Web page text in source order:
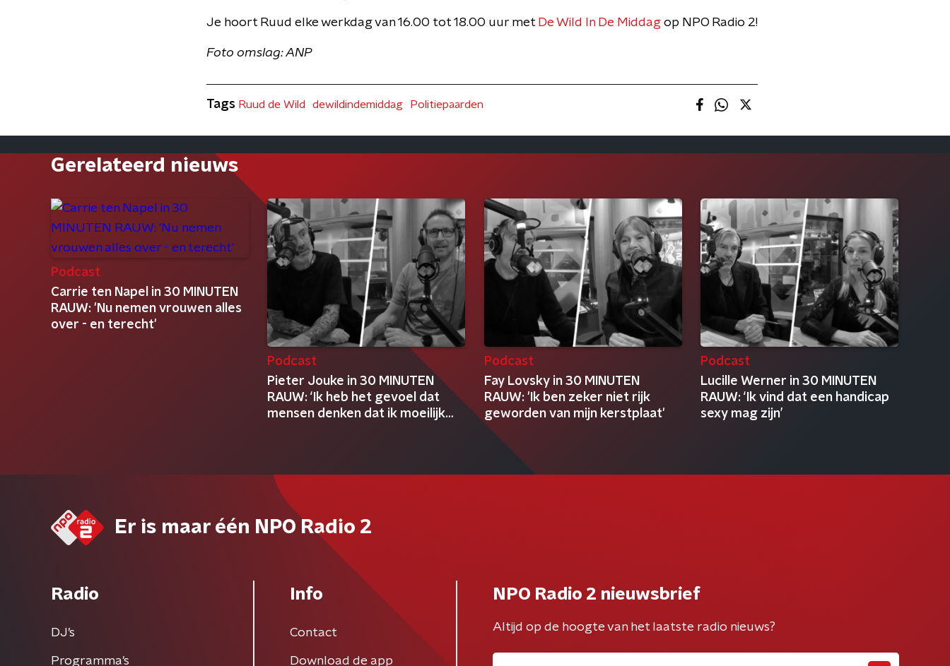
Je hoort Ruud elke werkdag van 16.00 tot 18.00 uur met De Wild In De Middag op NPO Radio 2!
Foto omslag: ANP
Tags Ruud de Wild dewildindemiddag Politiepaarden
Gerelateerd nieuws
Podcast
Carrie ten Napel in 30 MINUTEN
RAUW: 'Nu nemen vrouwen alles
over - en terecht'
Podcast
Pieter Jouke in 30 MINUTEN
RAUW: ‘Ik heb het gevoel dat
mensen denken dat ik moeilijk
Podcast
Fay Lovsky in 30 MINUTEN
RAUW: 'Ik ben zeker niet rijk
geworden van mijn kerstplaat'
Podcast
Lucille Werner in 30 MINUTEN
RAUW: ‘Ik vind dat een handicap
sexy mag zijn’
Er is maar één NPO Radio 2
Radio
DJ’s
Programma's
Info
Contact
Download de app
NPO Radio 2 nieuwsbrief
Altijd op de hoogte van het laatste radio nieuws?